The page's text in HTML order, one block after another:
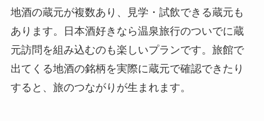
地酒の蔵元が複数あり、見学・試飲できる蔵元も
あります。日本酒好きなら温泉旅行のついでに蔵
元訪問を組み込むのも楽しいプランです。旅館で
出てくる地酒の銘柄を実際に蔵元で確認できたり
すると、旅のつながりが生まれます。